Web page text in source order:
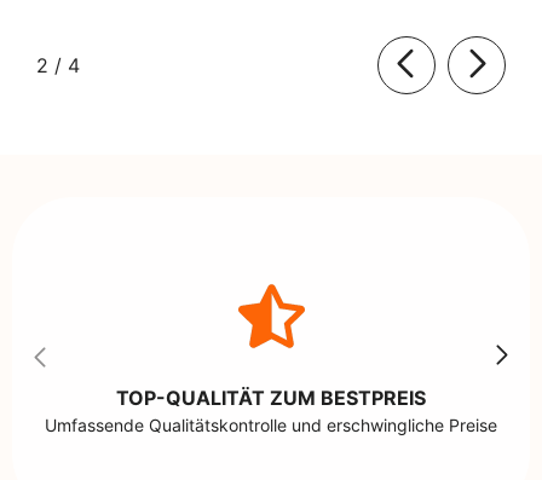
2 / von
4
TOP-QUALITÄT ZUM BESTPREIS
Umfassende Qualitätskontrolle und erschwingliche Preise